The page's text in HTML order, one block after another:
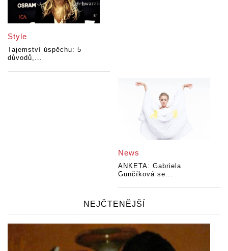
Style
Tajemství úspěchu: 5
důvodů,...
News
ANKETA: Gabriela
Gunčíková se...
NEJČTENĚJŠÍ